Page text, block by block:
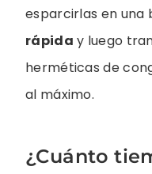
esparcirlas en una
rápida y luego
herméticas de
al máximo.
¿Cuánto